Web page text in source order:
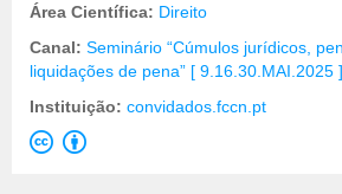
Área Científica: Direito
Canal: Seminário “Cúmulos jurídicos,
liquidações de pena” [ 9.16.30.MAI.2025 ]
Instituição: convidados.fccn.pt